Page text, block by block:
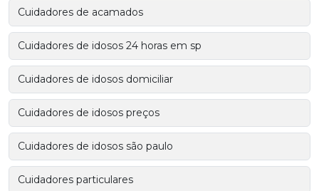
Cuidadores de acamados
Cuidadores de idosos 24 horas em sp
Cuidadores de idosos domiciliar
Cuidadores de idosos preços
Cuidadores de idosos são paulo
Cuidadores particulares